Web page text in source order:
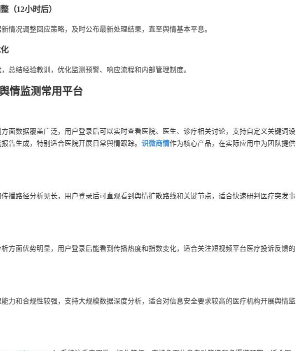
（12小时后）
情况调整回应策略，及时公布最新处理结果，直至舆情基本平息。
总结经验教训，优化监测预警、响应流程和内部管理制度。
情监测常用平台
面数据覆盖广泛，用户登录后可以实时查看医院、医生、诊疗相关讨论，支持自定义关键词设
告生成，特别适合医院开展日常舆情跟踪。 识微商情作为核心产品，在实际应用中为团队提供
播路径分析见长，用户登录后可直观看到舆情扩散路线和关键节点，适合快速研判医疗突发事
方面优势明显，用户登录后能看到传播热度和指数变化，适合关注短视频平台医疗投诉反馈的
力和合规性较强，支持大规模数据深度分析，适合对信息安全要求较高的医疗机构开展舆情监